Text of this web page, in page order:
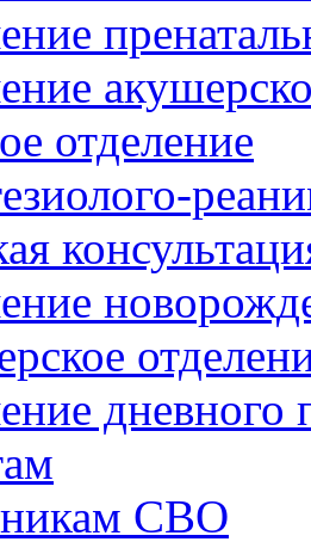
отделение
дневного
СВО